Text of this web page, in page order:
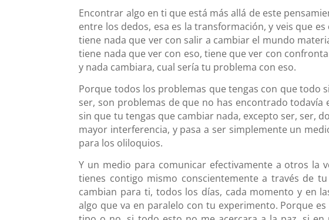
Encontrar algo en ti que está más allá de este
entre los dedos, esa es la transformación, y veis que
tiene nada que ver con salir a cambiar el mundo
tiene nada que ver con eso, tiene que ver con
y nada cambiara, cual sería tu problema con eso.
Porque todos los problemas que tengas con que todo
ser, son problemas de que no has encontrado
sin que tu tengas que cambiar nada, excepto ser, ser,
mayor interferencia, y pasa a ser simplemente un
para los oliloquios.
Y un medio para comunicar efectivamente a otros la
tienes contigo mismo conscientemente a través de
cambian para ti, todos los días, cada momento y en
algo que va en paralelo con tu experimento. Porque